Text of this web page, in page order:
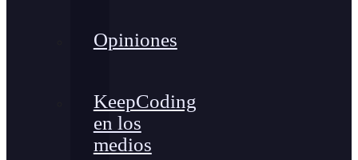
Opiniones
KeepCoding
en los
medios